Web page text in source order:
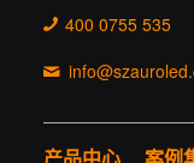
400 0755 535
产品中心 案例